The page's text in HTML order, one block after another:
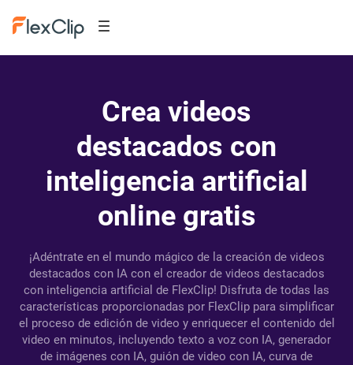
Crea videos
destacados con
inteligencia artificial
online gratis
¡Adéntrate en el mundo mágico de la creación de videos
destacados con IA con el creador de videos destacados
con inteligencia artificial de FlexClip! Disfruta de todas las
características proporcionadas por FlexClip para simplificar
el proceso de edición de video y enriquecer el contenido del
video en minutos, incluyendo texto a voz con IA, generador
de imágenes con IA, guión de video con IA, curva de